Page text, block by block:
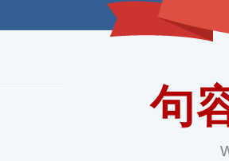
句